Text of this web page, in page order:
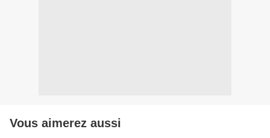
Vous aimerez aussi